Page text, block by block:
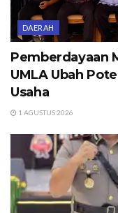
DAERAH
Pemberdayaan
UMLA Ubah
Usaha
1 AGUSTUS 2026